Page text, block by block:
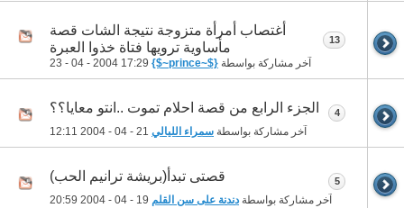
أغتصاب أمرأة متزوجة نتيجة الشات قصة
مأساوية ترويها فتاة خذوا العبرة
آخر مشاركة بواسطة {$~prince~$}
17:29
13
الجزء الرابع من قصة احلام تموت ..انتو معايا؟؟
آخر مشاركة بواسطة سمراء الليالي 12:11
4
قصتى تبدأ(بريشة ترانيم الحب)
آخر مشاركة بواسطةدندنة على سن القلم 20:59
5